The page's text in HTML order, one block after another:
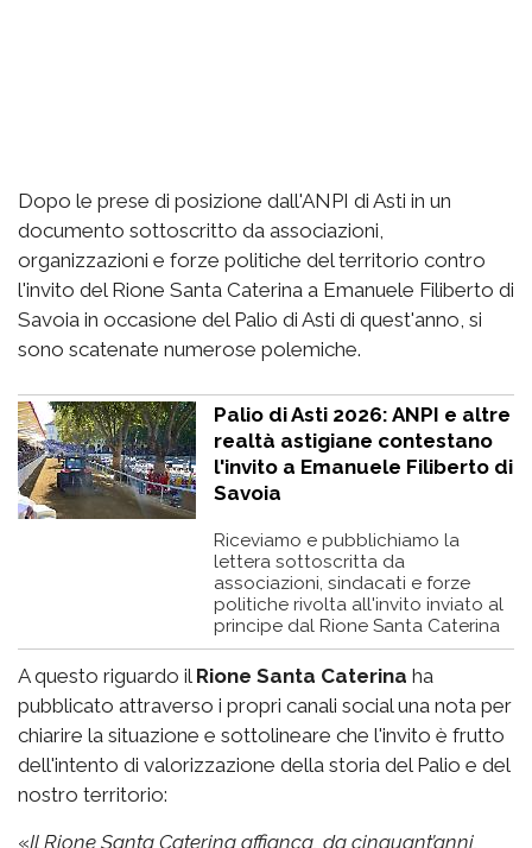
Dopo le prese di posizione dall'ANPI di Asti in un
documento sottoscritto da associazioni,
organizzazioni e forze politiche del territorio contro
l'invito del Rione Santa Caterina a Emanuele Filiberto di
Savoia in occasione del Palio di Asti di quest'anno, si
sono scatenate numerose polemiche.
Palio di Asti 2026: ANPI e altre
realtà astigiane contestano
l'invito a Emanuele Filiberto di
Savoia
Riceviamo e pubblichiamo la
lettera sottoscritta da
associazioni, sindacati e forze
politiche rivolta all'invito inviato al
principe dal Rione Santa Caterina
A questo riguardo il Rione Santa Caterina ha
pubblicato attraverso i propri canali social una nota per
chiarire la situazione e sottolineare che l'invito è frutto
dell'intento di valorizzazione della storia del Palio e del
nostro territorio:
«Il Rione Santa Caterina affianca, da cinquant’anni,